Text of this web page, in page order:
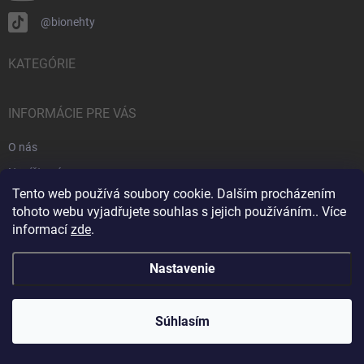
Tento web používá soubory cookie. Dalším procházením
tohoto webu vyjadřujete souhlas s jejich používáním.. Více
informací zde.
Nastavenie
Súhlasím
@bionehty
KATEGÓRIE
INFORMÁCIE PRE VÁS
O nás
Napíšte nám
Kontakty
Ako nakupovať
Zásady spracovania a ochrany osobných údajov v spoločnosti BIO
Odstúpenie od zmluvy